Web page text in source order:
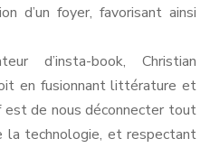
d’un foyer, favorisant ainsi
d’insta-book, Christian
en fusionnant littérature et
est de nous déconnecter tout
la technologie, et respectant